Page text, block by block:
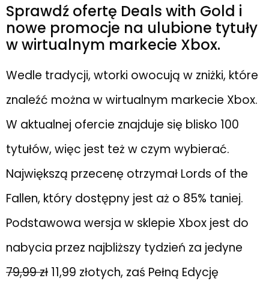
Sprawdź ofertę Deals with Gold i
nowe promocje na ulubione tytuły
w wirtualnym markecie Xbox.
Wedle tradycji, wtorki owocują w zniżki, które
znaleźć można w wirtualnym markecie Xbox.
W aktualnej ofercie znajduje się blisko 100
tytułów, więc jest też w czym wybierać.
Największą przecenę otrzymał Lords of the
Fallen, który dostępny jest aż o 85% taniej.
Podstawowa wersja w sklepie Xbox jest do
nabycia przez najbliższy tydzień za jedyne
79,99 zł 11,99 złotych, zaś Pełną Edycję